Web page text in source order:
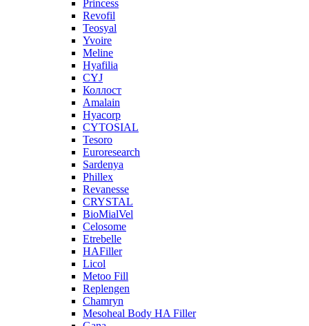
Princess
Revofil
Teosyal
Yvoire
Meline
Hyafilia
CYJ
Коллост
Amalain
Hyacorp
CYTOSIAL
Tesoro
Euroresearch
Sardenya
Phillex
Revanesse
CRYSTAL
BioMialVel
Celosome
Etrebelle
HAFiller
Licol
Metoo Fill
Replengen
Chamryn
Mesoheal Body HA Filler